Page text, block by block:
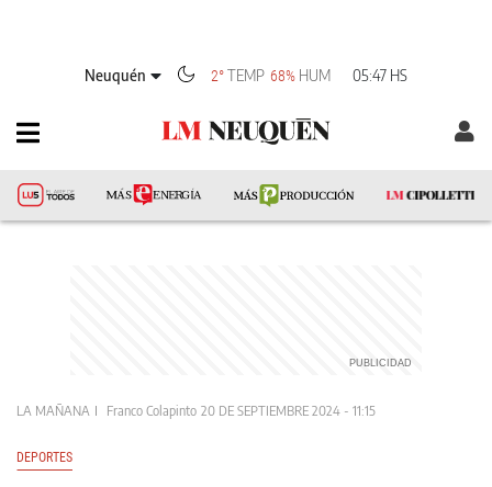
Neuquén 2°TEMP 68% HUM 05:47 HS
LA MAÑANA Franco Colapinto 20 DE SEPTIEMBRE 2024 - 11:15
DEPORTES